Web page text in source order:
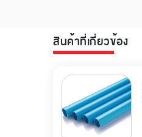
สินค้าที่เกี่ยวข้อง